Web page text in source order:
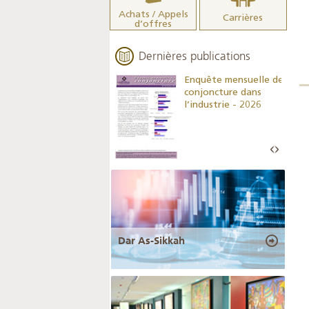
Achats / Appels
d’offres
Carrières
Dernières publications
Enquête mensuelle de
conjoncture dans
l’industrie - 2026
Dar As-Sikkah